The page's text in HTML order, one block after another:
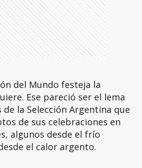
del Mundo festeja la
Ese pareció ser el lema
la Selección Argentina que
de sus celebraciones en
algunos desde el frío
el calor argento.